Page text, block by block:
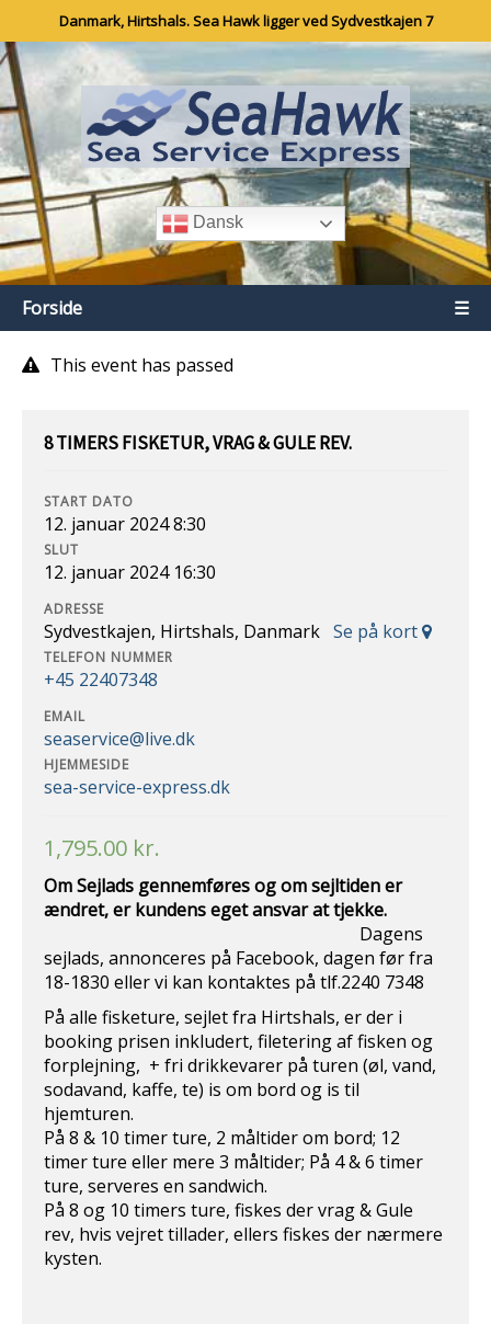
Danmark, Hirtshals. Sea Hawk ligger ved Sydvestkajen 7
Dansk
Forside ☰
This event has passed
8 TIMERS FISKETUR, VRAG & GULE REV.
START DATO
12. januar 2024 8:30
SLUT
12. januar 2024 16:30
ADRESSE
Sydvestkajen, Hirtshals, Danmark Se på kort
TELEFON NUMMER
+45 22407348
EMAIL
seaservice@live.dk
HJEMMESIDE
sea-service-express.dk
1,795.00 kr.
Om Sejlads gennemføres og om sejltiden er
ændret, er kundens eget ansvar attjekke.
Dagens
sejlads, annonceres på Facebook, dagen før fra
18-1830 eller vi kan kontaktes på tlf.2240 7348
På alle fisketure, sejlet fra Hirtshals, er der i
booking prisen inkludert, filetering af fisken og
forplejning, + fri drikkevarer på turen (øl, vand,
sodavand, kaffe, te) is om bord og is til
hjemturen.
På 8 & 10 timer ture, 2 måltider om bord; 12
timer ture eller mere 3 måltider; På 4 & 6 timer
ture, serveres en sandwich.
På 8 og 10 timers ture, fiskes der vrag & Gule
rev, hvis vejret tillader, ellers fiskes der nærmere
kysten.